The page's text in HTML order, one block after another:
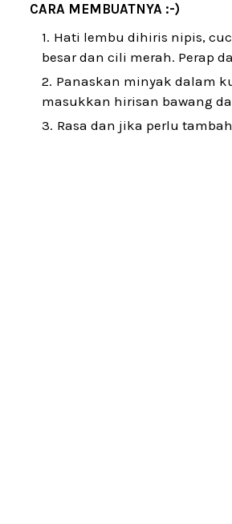
CARA MEMBUATNYA :-)
Hati lembu dihiris nipis,
besar dan cili merah. Perap
Panaskan minyak dalam
masukkan hirisan bawang
Rasa dan jika perlu